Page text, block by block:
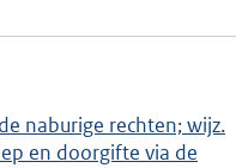
naburige rechten; wijz.
en doorgifte via de